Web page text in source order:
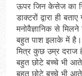
ऊपर जिन केसेज का
डाक्टरों द्वारा ही
मनोवैज्ञानिक से
बहुत पाश इलाके में
मित्र कुछ उम्र
बहुत छोटे बच्चे भी
बहुत छोटे बच्चे भी